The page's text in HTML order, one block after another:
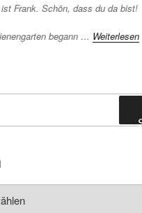
Frank. Schön, dass du da bist!
begann … Weiterlesen